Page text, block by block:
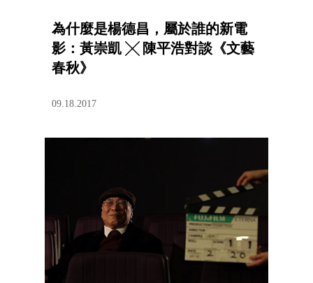
為什麼是楊德昌，屬於誰的新電
影：黃崇凱 ╳ 陳平浩對談《文藝
春秋》
09.18.2017